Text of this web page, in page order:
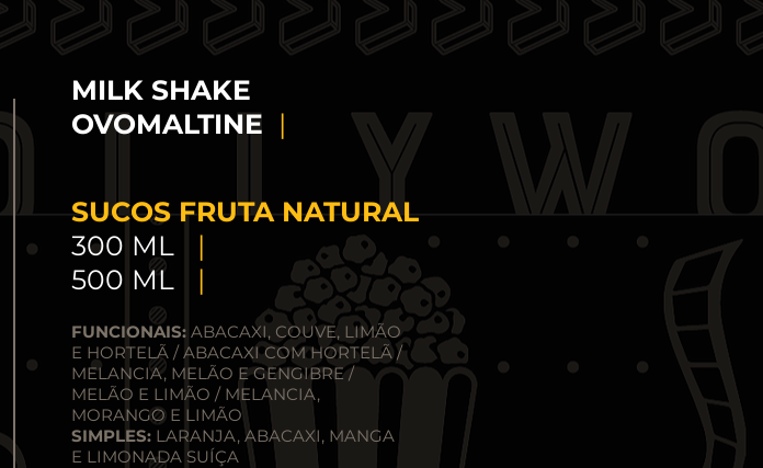
MILK SHAKE
OVOMALTINE |
SUCOS FRUTA NATURAL
300 ML
|
500 ML
|
FUNCIONAIS: ABACAXI, COUVE, LIMÃO
E HORTELÃ / ABACAXI COM HORTELÃ /
MELANCIA, MELÃO E GENGIBRE /
MELÃO E LIMÃO / MELANCIA,
MORANGO E LIMÃO
SIMPLES: LARANJA, ABACAXI, MANGA
E LIMONADA SUÍÇA